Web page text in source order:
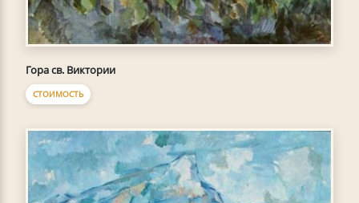
Гора св. Виктории
СТОИМОСТЬ